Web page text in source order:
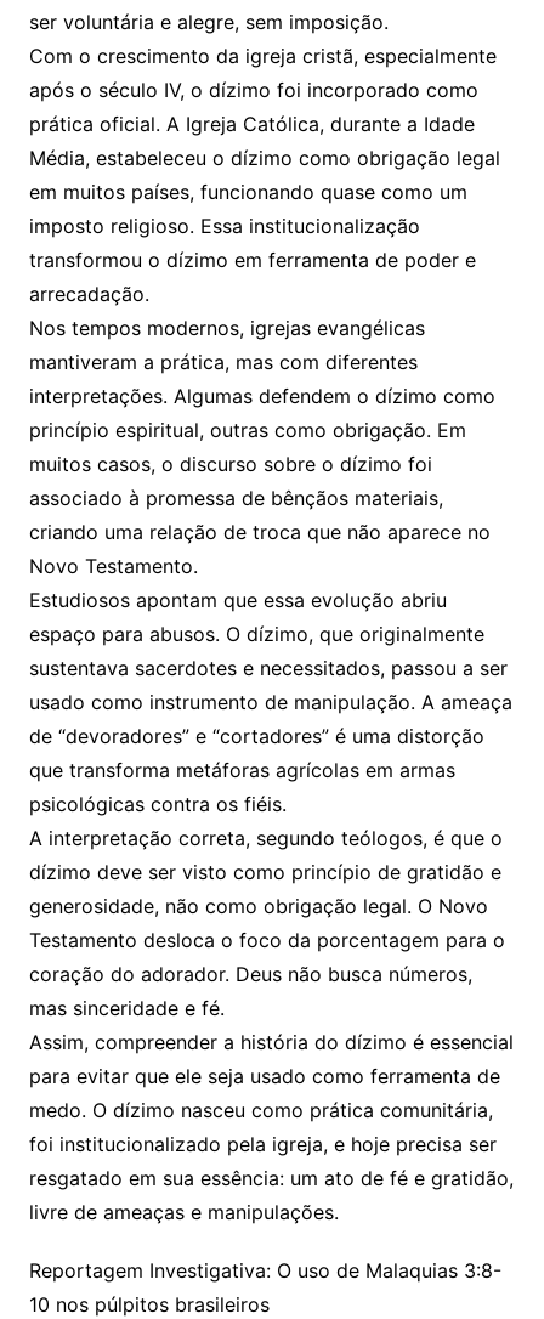
ser voluntária e alegre, sem imposição.
Com o crescimento da igreja cristã, especialmente
após o século IV, o dízimo foi incorporado como
prática oficial. A Igreja Católica, durante a Idade
Média, estabeleceu o dízimo como obrigação legal
em muitos países, funcionando quase como um
imposto religioso. Essa institucionalização
transformou o dízimo em ferramenta de poder e
arrecadação.
Nos tempos modernos, igrejas evangélicas
mantiveram a prática, mas com diferentes
interpretações. Algumas defendem o dízimo como
princípio espiritual, outras como obrigação. Em
muitos casos, o discurso sobre o dízimo foi
associado à promessa de bênçãos materiais,
criando uma relação de troca que não aparece no
Novo Testamento.
Estudiosos apontam que essa evolução abriu
espaço para abusos. O dízimo, que originalmente
sustentava sacerdotes e necessitados, passou a ser
usado como instrumento de manipulação. A ameaça
de “devoradores” e “cortadores” é uma distorção
que transforma metáforas agrícolas em armas
psicológicas contra os fiéis.
A interpretação correta, segundo teólogos, é que o
dízimo deve ser visto como princípio de gratidão e
generosidade, não como obrigação legal. O Novo
Testamento desloca o foco da porcentagem para o
coração do adorador. Deus não busca números,
mas sinceridade e fé.
Assim, compreender a história do dízimo é essencial
para evitar que ele seja usado como ferramenta de
medo. O dízimo nasceu como prática comunitária,
foi institucionalizado pela igreja, e hoje precisa ser
resgatado em sua essência: um ato de fé e gratidão,
livre de ameaças e manipulações.
Reportagem Investigativa: O uso de Malaquias 3:8-
10 nos púlpitos brasileiros